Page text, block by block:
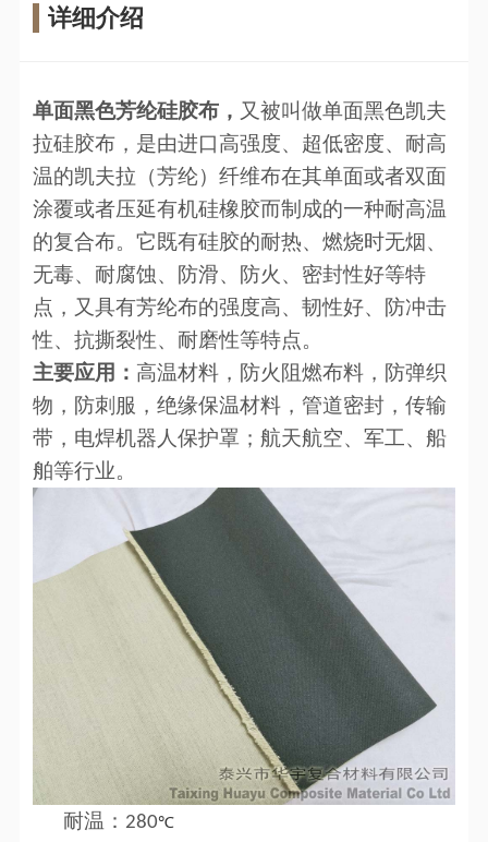
详细介绍
单面黑色芳纶硅胶布， 又被叫做单面黑色凯夫
拉硅胶布，是由进口高强度、超低密度、耐高
温的凯夫拉（芳纶）纤维布在其单面或者双面
涂覆或者压延有机硅橡胶而制成的一种耐高温
的复合布。它既有硅胶的耐热、燃烧时无烟、
无毒、耐腐蚀、防滑、防火、密封性好等特
点，又具有芳纶布的强度高、韧性好、防冲击
性、抗撕裂性、耐磨性等特点。
主要应用： 高温材料，防火阻燃布料，防弹织
物，防刺服，绝缘保温材料，管道密封，传输
带，电焊机器人保护罩；航天航空、军工、船
舶等行业。
耐温： 280℃